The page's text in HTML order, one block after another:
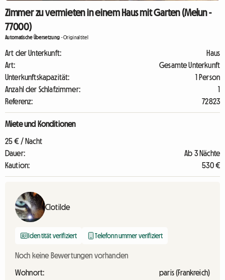
Zimmer zu vermieten in einem Haus mit Garten (Melun -
77000)
Automatische Übersetzung -Originaltitel
Art der Unterkunft:
Haus
Art:
Gesamte Unterkunft
Unterkunftskapazität:
1 Person
Anzahl der Schlafzimmer:
1
Referenz:
72823
Miete und Konditionen
25 € / Nacht
Dauer:
Ab 3 Nächte
Kaution:
530 €
Clotilde
Identität verifiziert Telefonnummer verifiziert
Noch keine Bewertungen vorhanden
Wohnort:
paris (Frankreich)